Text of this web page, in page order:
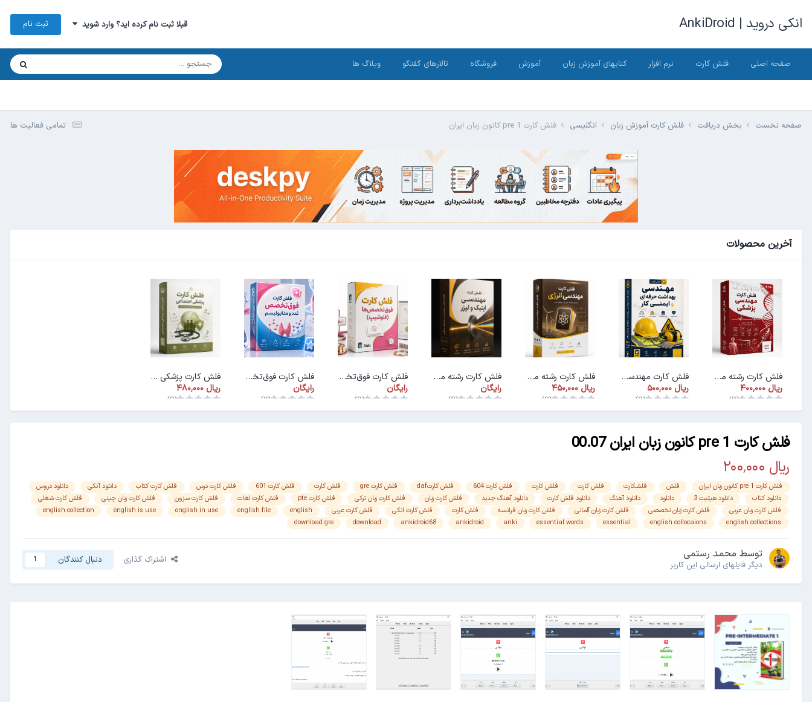
انکی دروید | AnkiDroid قبلا ثبت نام کرده اید؟ وارد شوید ثبت نام
صفحه اصلی فلش کارت نرم افزار کتابهای آموزش زبان آموزش فروشگاه تالارهای گفتگو وبلاگ ها
تمامی فعالیت ها صفحه نخست بخش دریافت فلش کارت آموزش زبان انگلیسی فلش کارت pre 1 کانون زبان ایران
آخرین محصولات
فلش کارت رشته مهندسی پزشکی
(0)
فلش کارت مهندسی بهداشت و ایمنی کار
(0)
فلش کارت رشته مهندسی انرژی
(0)
فلش کارت رشته مهندسی اپتیک و لیزر
رایگان
(0)
فلش کارت فوق‌تخصص‌ها (فلوشیپ)
رایگان
(0)
فلش کارت فوق‌تخصص غدد و متابولیسم
رایگان
(0)
فلش کارت پزشکی اجتماعی
(0)
فلش کارت pre 1 کانون زبان ایران 00.07
فلش کارت pre 1 کانون زبان ایران فلش فلشکارت فلش کارت فلش کارت فلش کارت 604 فلش کارتdaf فلش کارت gre فلش کارت فلش کارت 601 فلش کارت درس فلش کارت کتاب دانلود آنکی
دانلود دروس
دانلود کتاب
دانلود هیتیت 3 دانلود دانلود آهنگ دانلود فلش کارت دانلود آهنگ جدید فلش کارت زبان فلش کارت زبان ترکی فلش کارت pte فلش کارت لغات فلش کارت سزون فلش کارت زبان چینی
فلش کارت شغلی
فلش کارت زبان عربی
فلش کارت زبان تخصصی فلش کارت زبان آلمانی فلش کارت زبان فرانسه فلش کارت فلش کارت انکی فلش کارت عربی english
english file
english in use
english is use
english collection
english collections
english collocaions
essential
essential words
anki
ankidroid
ankidroid68
download
download gre
توسط محمد رستمی
دیگر فایل‎های ارسالی این کاربر اشتراک گذاری دنبال کنندگان 1